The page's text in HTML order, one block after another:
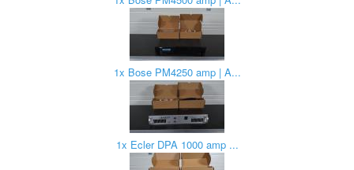
1x Bose PM4250 amp | A...
1x Ecler DPA 1000 amp ...